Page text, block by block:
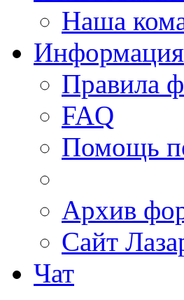
Наша
Информация
Правила
FAQ
Помощь
Архив
Сайт
Чат